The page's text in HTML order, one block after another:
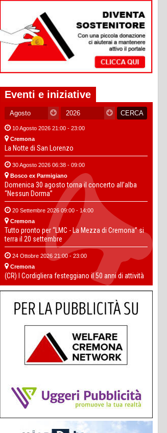
Eventi e iniziative
10 Agosto 2026 21:00 - 23:00
Cremona
La Notte di San Lorenzo
30 Agosto 2026 06:38 - 09:00
Bosco ex Parmigiano
Domenica 30 agosto torna il concerto all’alba
“Nessun Dorma”
20 Settembre 2026 09:00 - 14:00
Cremona
Tutto pronto per “LMC - La Mezza di Cremona” si
terra il 20 settembre
24 Ottobre 2026 21:00 - 23:00
Cremona
(CR) I Cordigliera festeggiano il 50 anni di attività